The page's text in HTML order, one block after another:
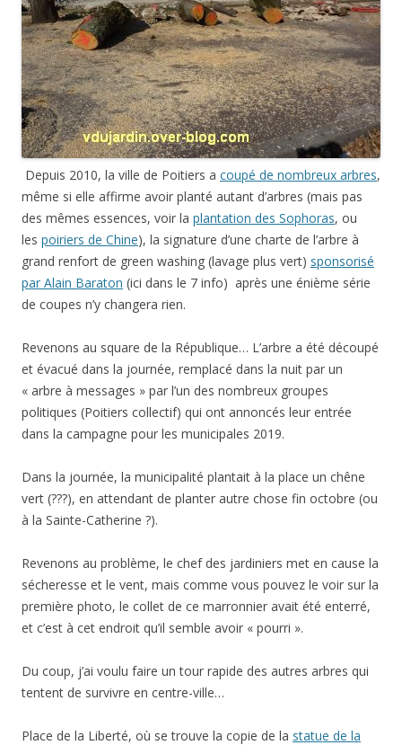
Depuis 2010, la ville de Poitiers a coupé de nombreux arbres,
même si elle affirme avoir planté autant d’arbres (mais pas
des mêmes essences, voir la plantation des Sophoras, ou
les poiriers de Chine), la signature d’une charte de l’arbre à
grand renfort de green washing (lavage plus vert) sponsorisé
par Alain Baraton (ici dans le 7 info) après une énième série
de coupes n’y changera rien.
Revenons au square de la République… L’arbre a été découpé
et évacué dans la journée, remplacé dans la nuit par un
« arbre à messages » par l’un des nombreux groupes
politiques (Poitiers collectif) qui ont annoncés leur entrée
dans la campagne pour les municipales 2019.
Dans la journée, la municipalité plantait à la place un chêne
vert (???), en attendant de planter autre chose fin octobre (ou
à la Sainte-Catherine ?).
Revenons au problème, le chef des jardiniers met en cause la
sécheresse et le vent, mais comme vous pouvez le voir sur la
première photo, le collet de ce marronnier avait été enterré,
et c’est à cet endroit qu’il semble avoir « pourri ».
Du coup, j’ai voulu faire un tour rapide des autres arbres qui
tentent de survivre en centre-ville…
Place de la Liberté, où se trouve la copie de la statue de la